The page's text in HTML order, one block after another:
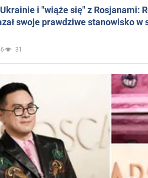
i "wiąże się" z Rosjanami:
swoje prawdziwe stanowisko w
31